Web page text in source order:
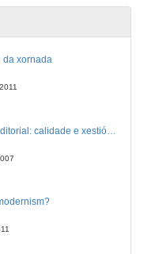
César Lorenzo
da xornada